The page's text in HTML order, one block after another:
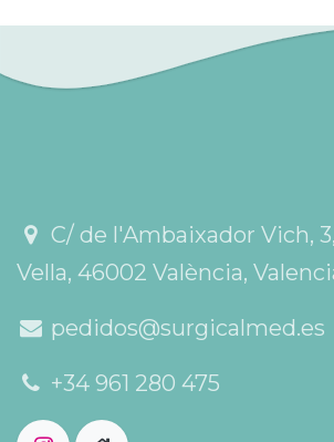
C/ de l'Ambaixador Vich,
Vella, 46002 València,
pedidos@surgicalmed.es
+34 961 280 475